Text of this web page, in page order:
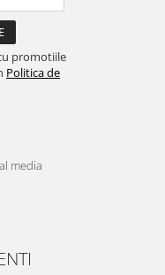
promotiile
Politica de
media